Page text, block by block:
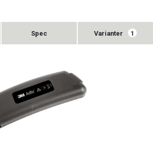
Varianter 1